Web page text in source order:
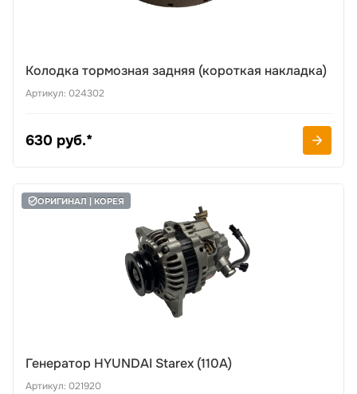
Колодка тормозная задняя (короткая накладка)
Артикул: 024302
630 руб.*
ОРИГИНАЛ | КОРЕЯ
Генератор HYUNDAI Starex (110А)
Артикул: 021920